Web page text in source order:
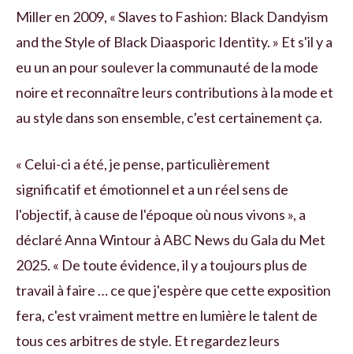
Miller en 2009, « Slaves to Fashion: Black Dandyism
and the Style of Black Diaasporic Identity. » Et s'il y a
eu un an pour soulever la communauté de la mode
noire et reconnaître leurs contributions à la mode et
au style dans son ensemble, c'est certainement ça.
« Celui-ci a été, je pense, particulièrement
significatif et émotionnel et a un réel sens de
l'objectif, à cause de l'époque où nous vivons », a
déclaré Anna Wintour à ABC News du Gala du Met
2025. « De toute évidence, il y a toujours plus de
travail à faire … ce que j'espère que cette exposition
fera, c'est vraiment mettre en lumière le talent de
tous ces arbitres de style. Et regardez leurs